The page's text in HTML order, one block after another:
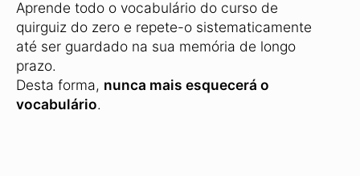
Aprende todo o vocabulário do curso de
quirguiz do zero e repete-o sistematicamente
até ser guardado na sua memória de longo
prazo.
Desta forma, nunca mais esquecerá o
vocabulário.